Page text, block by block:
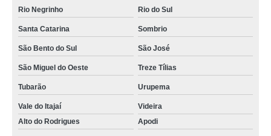
Rio Negrinho Rio do Sul
Santa Catarina Sombrio
São Bento do Sul São José
São Miguel do Oeste Treze Tílias
Tubarão Urupema
Vale do Itajaí
Videira
Alto do Rodrigues
Apodi